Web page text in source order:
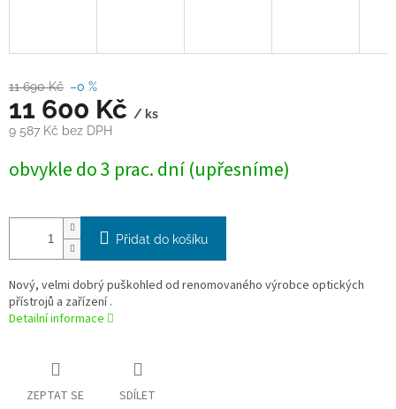
11 690 Kč –0 %
11 600 Kč / ks
9 587 Kč bez DPH
cena:
obvykle do 3 prac. dní (upřesníme)
Přidat do košíku
Nový, velmi dobrý puškohled od renomovaného výrobce optických
přístrojů a zařízení .
Detailní informace
ZEPTAT SE SDÍLET